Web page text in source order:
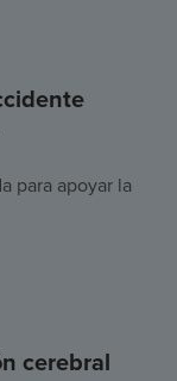
para apoyar la
cerebral